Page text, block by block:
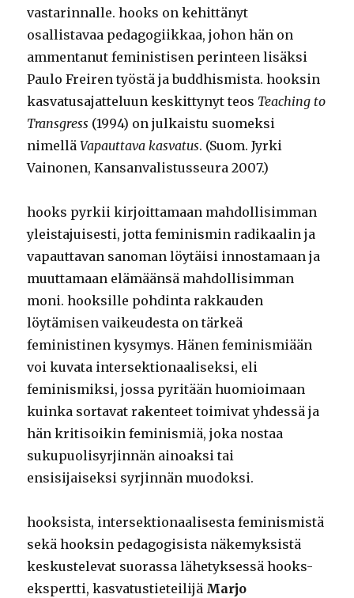
vastarinnalle. hooks on kehittänyt
osallistavaa pedagogiikkaa, johon hän on
ammentanut feministisen perinteen lisäksi
Paulo Freiren työstä ja buddhismista. hooksin
kasvatusajatteluun keskittynyt teos Teaching to
Transgress (1994) on julkaistu suomeksi
nimelläVapauttava kasvatus. (Suom. Jyrki
Vainonen, Kansanvalistusseura 2007.)
hooks pyrkii kirjoittamaan mahdollisimman
yleistajuisesti, jotta feminismin radikaalin ja
vapauttavan sanoman löytäisi innostamaan ja
muuttamaan elämäänsä mahdollisimman
moni. hooksille pohdinta rakkauden
löytämisen vaikeudesta on tärkeä
feministinen kysymys. Hänen feminismiään
voi kuvata intersektionaaliseksi, eli
feminismiksi, jossa pyritään huomioimaan
kuinka sortavat rakenteet toimivat yhdessä ja
hän kritisoikin feminismiä, joka nostaa
sukupuolisyrjinnän ainoaksi tai
ensisijaiseksi syrjinnän muodoksi.
hooksista, intersektionaalisesta feminismistä
sekä hooksin pedagogisista näkemyksistä
keskustelevat suorassa lähetyksessä hooks-
ekspertti, kasvatustieteilijä Marjo